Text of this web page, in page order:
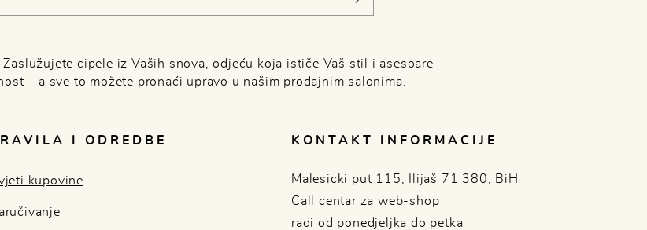
cipele iz Vaših snova, odjeću koja ističe Vaš stil i asesoare
– a sve to možete pronaći upravo u našim prodajnim salonima.
I ODREDBE
kupovine
KONTAKT INFORMACIJE
Malesicki put 115, Ilijaš 71 380, BiH
Call centar za web-shop
radi od ponedjeljka do petka